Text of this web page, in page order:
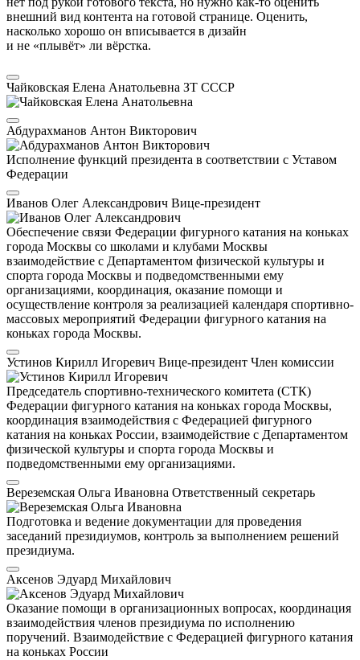
внешний вид контента на готовой странице. Оценить,
насколько хорошо он вписывается в дизайн
и не «плывёт» ли вёрстка.
Чайковская Елена Анатольевна ЗТ СССР
Абдурахманов Антон Викторович
Исполнение функций президента в соответствии с Уставом
Федерации
Иванов Олег Александрович Вице-президент
Обеспечение связи Федерации фигурного катания на коньках
города Москвы со школами и клубами Москвы
взаимодействие с Департаментом физической культуры и
спорта города Москвы и подведомственными ему
организациями, координация, оказание помощи и
осуществление контроля за реализацией календаря спортивно-
массовых мероприятий Федерации фигурного катания на
коньках города Москвы.
Устинов Кирилл Игоревич Вице-президент Член комиссии
Председатель спортивно-технического комитета (СТК)
Федерации фигурного катания на коньках города Москвы,
координация взаимодействия с Федерацией фигурного
катания на коньках России, взаимодействие с Департаментом
физической культуры и спорта города Москвы и
подведомственными ему организациями.
Вереземская Ольга Ивановна Ответственный секретарь
Подготовка и ведение документации для проведения
заседаний президиумов, контроль за выполнением решений
президиума.
Аксенов Эдуард Михайлович
Оказание помощи в организационных вопросах, координация
взаимодействия членов президиума по исполнению
поручений. Взаимодействие с Федерацией фигурного катания
на коньках России